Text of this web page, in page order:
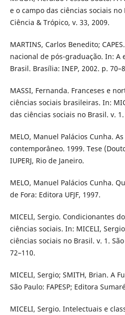
e o campo das ciências sociais
Ciência & Trópico, v. 33, 2009.
MARTINS, Carlos Benedito;
nacional de pós-graduação. In: A
Brasil. Brasília: INEP, 2002. p.
MASSI, Fernanda. Franceses e
ciências sociais brasileiras. In:
das ciências sociais no Brasil. v.
MELO, Manuel Palácios Cunha.
contemporâneo. 1999. Tese
IUPERJ, Rio de Janeiro.
MELO, Manuel Palácios Cunha.
de Fora: Editora UFJF, 1997.
MICELI, Sergio. Condicionantes
ciências sociais. In: MICELI,
ciências sociais no Brasil. v. 1.
72–110.
MICELI, Sergio; SMITH, Brian. A
São Paulo: FAPESP; Editora
MICELI, Sergio. Intelectuais e